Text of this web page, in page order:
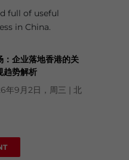
full of useful
in China.
企业落地香港的关
趋势解析
年9月2日，周三 | 北